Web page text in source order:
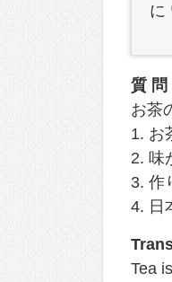
に
質 問
お茶
1. お
2. 味
3. 作
4. 日
Tea